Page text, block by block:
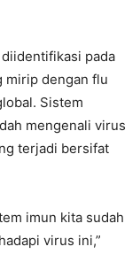
pada
mirip dengan flu
Sistem
mengenali virus
terjadi bersifat
imun kita sudah
virus ini,”